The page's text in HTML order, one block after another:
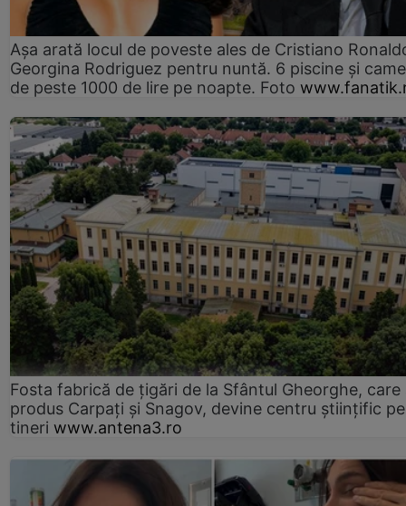
Așa arată locul de poveste ales de Cristiano
Georgina Rodriguez pentru nuntă. 6 piscine și
de peste 1000 de lire pe noapte. Foto
Fosta fabrică de țigări de la Sfântul Gheorghe, care
produs Carpați și Snagov, devine centru științific
tineri www.antena3.ro